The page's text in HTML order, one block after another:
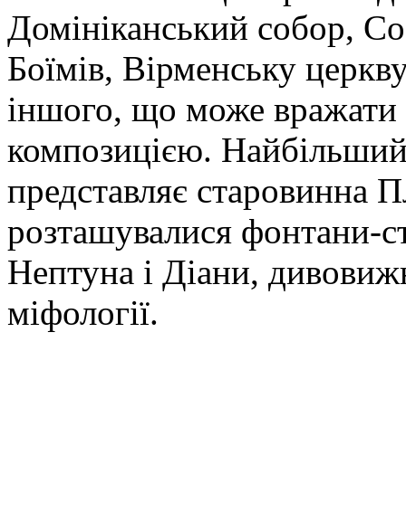
Домініканський собор,
Боїмів, Вірменську
іншого, що може вражати
композицією. Найбільший
представляє старовинна
розташувалися фонтани-
Нептуна і Діани,
міфології.